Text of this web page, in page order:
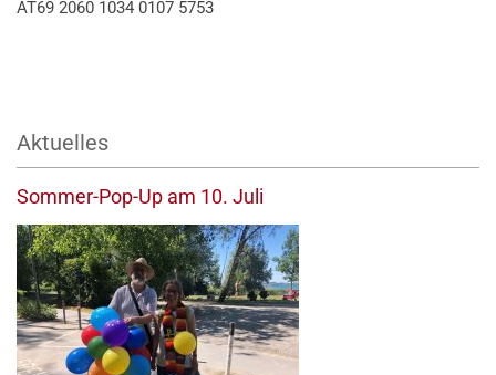
AT69 2060 1034 0107 5753
Aktuelles
Sommer-Pop-Up am 10. Juli